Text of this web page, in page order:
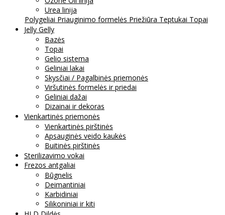
Urea linija
Polygeliai Priauginimo formelės Priežiūra Teptukai Topai
Jelly Gelly
Bazės
Topai
Gelio sistema
Geliniai lakai
Skysčiai / Pagalbinės priemonės
Viršutinės formelės ir priedai
Geliniai dažai
Dizainai ir dekoras
Vienkartinės priemonės
Vienkartinės pirštinės
Apsauginės veido kaukės
Buitinės pirštinės
Sterilizavimo vokai
Frezos antgaliai
Būgnelis
Deimantiniai
Karbidiniai
Silikoniniai ir kiti